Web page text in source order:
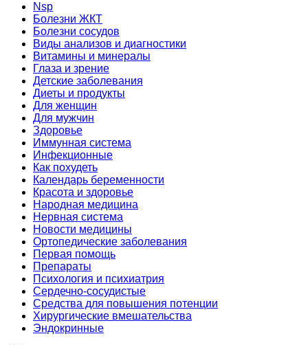
Nsp
Болезни ЖКТ
Болезни сосудов
Виды анализов и диагностики
Витамины и минералы
Глаза и зрение
Детские заболевания
Диеты и продукты
Для женщин
Для мужчин
Здоровье
Иммунная система
Инфекционные
Как похудеть
Календарь беременности
Красота и здоровье
Народная медицина
Нервная система
Новости медицины
Ортопедические заболевания
Первая помощь
Препараты
Психология и психиатрия
Сердечно-сосудистые
Средства для повышения потенции
Хирургические вмешательства
Эндокринные